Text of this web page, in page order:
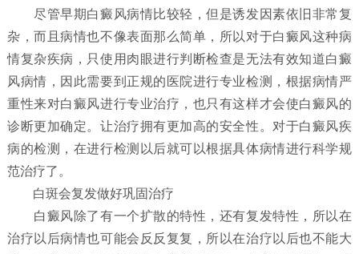
尽管早期白癜风病情比较轻，但是诱发因素依旧非常复
杂，而且病情也不像表面那么简单，所以对于白癜风这种病
情复杂疾病，只使用肉眼进行判断检查是无法有效知道白癜
风病情，因此需要到正规的医院进行专业检测，根据病情严
重性来对白癜风进行专业治疗，也只有这样才会使白癜风的
诊断更加确定。让治疗拥有更加高的安全性。对于白癜风疾
病的检测，在进行检测以后就可以根据具体病情进行科学规
范治疗了。
白斑会复发做好巩固治疗
白癜风除了有一个扩散的特性，还有复发特性，所以在
治疗以后病情也可能会反反复复，所以在治疗以后也不能大